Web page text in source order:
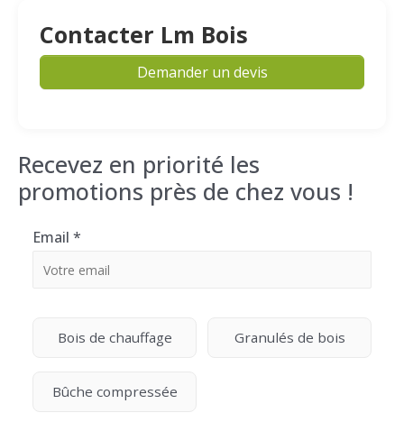
Contacter Lm Bois
Demander un devis
Recevez en priorité les
promotions près de chez vous !
Email *
Bois de chauffage Granulés de bois
Bûche compressée